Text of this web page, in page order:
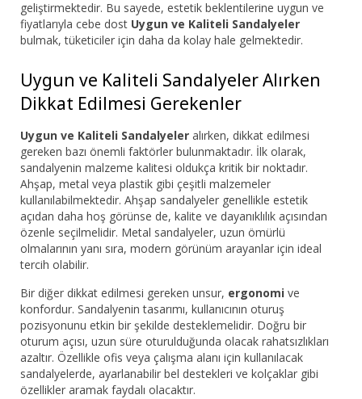
geliştirmektedir. Bu sayede, estetik beklentilerine uygun ve
fiyatlarıyla cebe dost Uygun ve Kaliteli Sandalyeler
bulmak, tüketiciler için daha da kolay hale gelmektedir.
Uygun ve Kaliteli Sandalyeler Alırken
Dikkat Edilmesi Gerekenler
Uygun ve Kaliteli Sandalyeler alırken, dikkat edilmesi
gereken bazı önemli faktörler bulunmaktadır. İlk olarak,
sandalyenin malzeme kalitesi oldukça kritik bir noktadır.
Ahşap, metal veya plastik gibi çeşitli malzemeler
kullanılabilmektedir. Ahşap sandalyeler genellikle estetik
açıdan daha hoş görünse de, kalite ve dayanıklılık açısından
özenle seçilmelidir. Metal sandalyeler, uzun ömürlü
olmalarının yanı sıra, modern görünüm arayanlar için ideal
tercih olabilir.
Bir diğer dikkat edilmesi gereken unsur, ergonomi ve
konfordur. Sandalyenin tasarımı, kullanıcının oturuş
pozisyonunu etkin bir şekilde desteklemelidir. Doğru bir
oturum açısı, uzun süre oturulduğunda olacak rahatsızlıkları
azaltır. Özellikle ofis veya çalışma alanı için kullanılacak
sandalyelerde, ayarlanabilir bel destekleri ve kolçaklar gibi
özellikler aramak faydalı olacaktır.